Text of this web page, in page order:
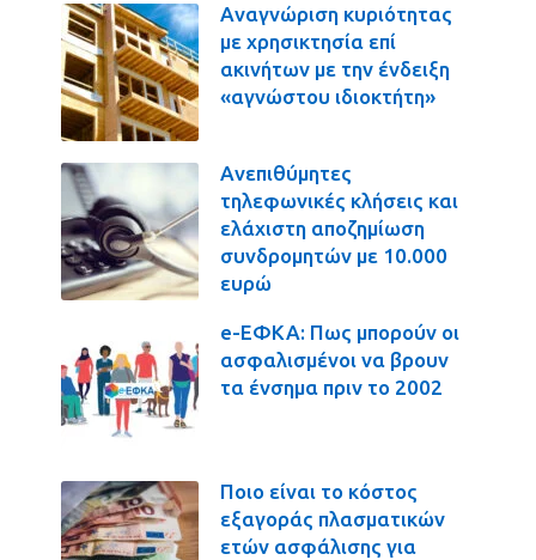
Αναγνώριση κυριότητας
με χρησικτησία επί
ακινήτων με την ένδειξη
«αγνώστου ιδιοκτήτη»
Ανεπιθύμητες
τηλεφωνικές κλήσεις και
ελάχιστη αποζημίωση
συνδρομητών με 10.000
ευρώ
e-ΕΦΚΑ: Πως μπορούν οι
ασφαλισμένοι να βρουν
τα ένσημα πριν το 2002
Ποιο είναι το κόστος
εξαγοράς πλασματικών
ετών ασφάλισης για